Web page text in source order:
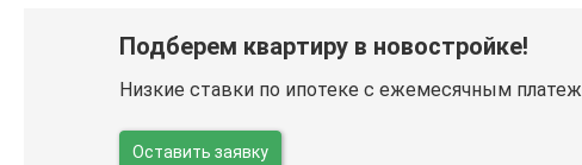
Подберем квартиру в новостройке!
Низкие ставки по ипотеке с ежемесячным
Оставить заявку